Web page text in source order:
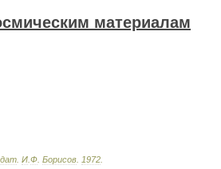
материалам
И Ф Борисов 1972